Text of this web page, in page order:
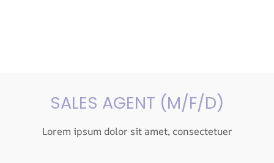
SALES AGENT (M/F/D)
Lorem ipsum dolor sit amet, consectetuer